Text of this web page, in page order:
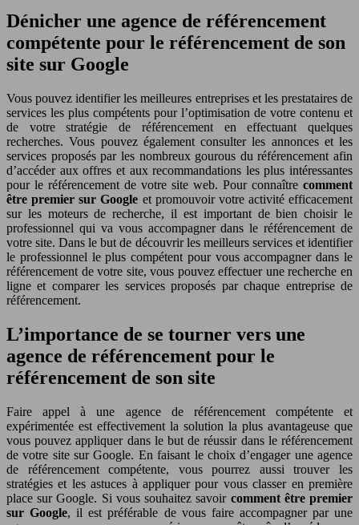
Dénicher une agence de référencement
compétente pour le référencement de son
site sur Google
Vous pouvez identifier les meilleures entreprises et les prestataires de
services les plus compétents pour l’optimisation de votre contenu et
de votre stratégie de référencement en effectuant quelques
recherches. Vous pouvez également consulter les annonces et les
services proposés par les nombreux gourous du référencement afin
d’accéder aux offres et aux recommandations les plus intéressantes
pour le référencement de votre site web. Pour connaître comment
être premier sur Google et promouvoir votre activité efficacement
sur les moteurs de recherche, il est important de bien choisir le
professionnel qui va vous accompagner dans le référencement de
votre site. Dans le but de découvrir les meilleurs services et identifier
le professionnel le plus compétent pour vous accompagner dans le
référencement de votre site, vous pouvez effectuer une recherche en
ligne et comparer les services proposés par chaque entreprise de
référencement.
L’importance de se tourner vers une
agence de référencement pour le
référencement de son site
Faire appel à une agence de référencement compétente et
expérimentée est effectivement la solution la plus avantageuse que
vous pouvez appliquer dans le but de réussir dans le référencement
de votre site sur Google. En faisant le choix d’engager une agence
de référencement compétente, vous pourrez aussi trouver les
stratégies et les astuces à appliquer pour vous classer en première
place sur Google. Si vous souhaitez savoir comment être premier
sur Google, il est préférable de vous faire accompagner par une